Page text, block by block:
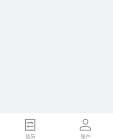
简历 账户